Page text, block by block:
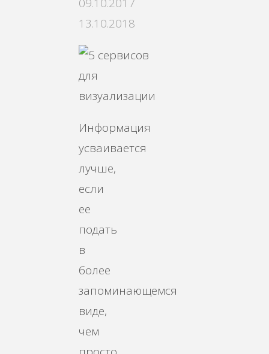
09.10.2017
13.10.2018
Информация
усваивается
лучше,
если
ее
подать
в
более
запоминающемся
виде,
чем